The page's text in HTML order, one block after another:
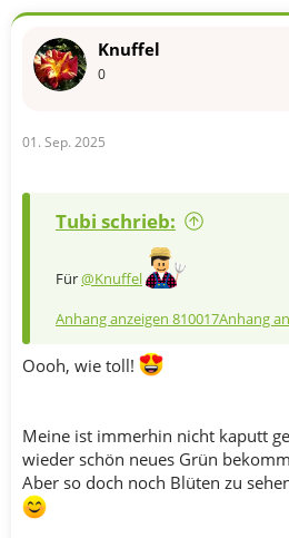
k
o
:
Knuffel
0
01. Sep. 2025
Tubi schrieb:
Für@Knuffel
Anhang anzeigen 810017Anhang
Oooh, wie toll!
Meine ist immerhin nicht kaputt
wieder schön neues Grün
Aber so doch noch Blüten zu